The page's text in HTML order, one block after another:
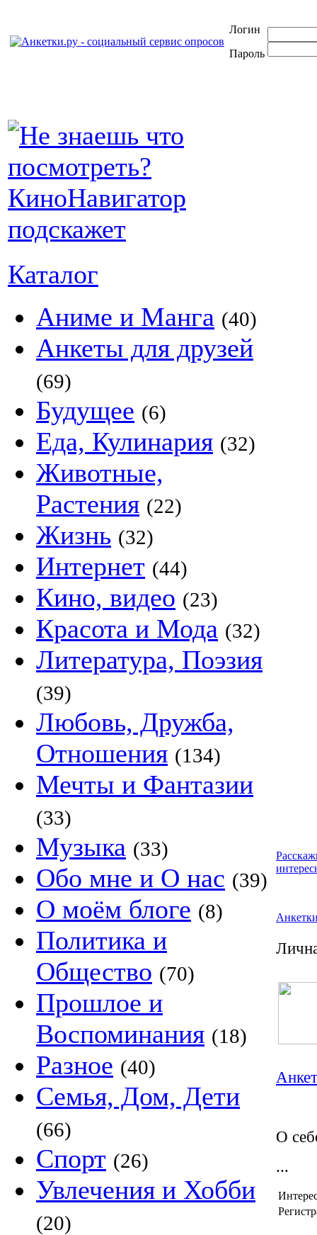
Логин
Пароль
Каталог
Аниме и Манга (40)
Анкеты для друзей
(69)
Будущее (6)
Еда, Кулинария (32)
Животные,
Растения (22)
Жизнь (32)
Интернет (44)
Кино, видео (23)
Красота и Мода (32)
Литература, Поэзия
(39)
Любовь, Дружба,
Отношения (134)
Мечты и Фантазии
(33)
Музыка (33)
Обо мне и О нас (39)
О моём блоге (8)
Политика и
Общество (70)
Прошлое и
Воспоминания (18)
Разное (40)
Семья, Дом, Дети
(66)
Спорт (26)
Увлечения и Хобби
(20)
О
...